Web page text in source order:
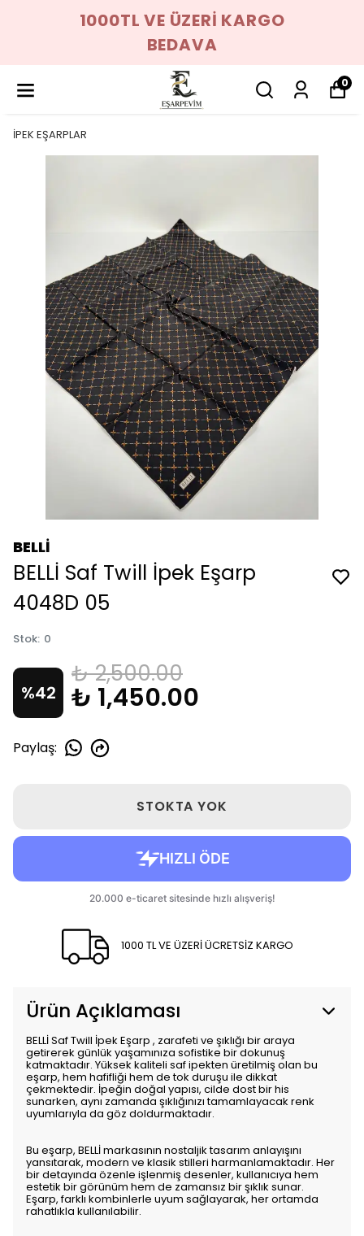
1000TL VE ÜZERİ KARGO
BEDAVA
0
İPEK EŞARPLAR
BELLİ
BELLİ Saf Twill İpek Eşarp
4048D 05
Stok: 0
%42
₺ 2,500.00
₺ 1,450.00
Paylaş:
STOKTA YOK
1000 TL VE ÜZERİ ÜCRETSİZ KARGO
Ürün Açıklaması
BELLİ Saf Twill İpek Eşarp , zarafeti ve şıklığı bir araya
getirerek günlük yaşamınıza sofistike bir dokunuş
katmaktadır. Yüksek kaliteli saf ipekten üretilmiş olan bu
eşarp, hem hafifliği hem de tok duruşu ile dikkat
çekmektedir. İpeğin doğal yapısı, cilde dost bir his
sunarken, aynı zamanda şıklığınızı tamamlayacak renk
uyumlarıyla da göz doldurmaktadır.
Bu eşarp, BELLİ markasının nostaljik tasarım anlayışını
yansıtarak, modern ve klasik stilleri harmanlamaktadır. Her
bir detayında özenle işlenmiş desenler, kullanıcıya hem
estetik bir görünüm hem de zamansız bir şıklık sunar.
Eşarp, farklı kombinlerle uyum sağlayarak, her ortamda
rahatlıkla kullanılabilir.